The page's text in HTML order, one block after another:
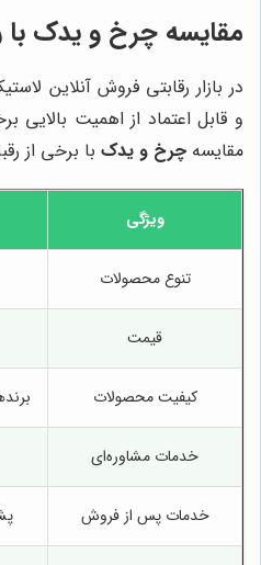
مقایسه چرخ و یدک با
در بازار رقابتی فروش آنلاین
و قابل اعتماد از اهمیت بالایی
مقایسه چرخ و یدک با برخی از
ویژگی
تنوع محصولات
قیمت
کیفیت محصولات
خدمات مشاوره‌ای
خدمات پس از فروش